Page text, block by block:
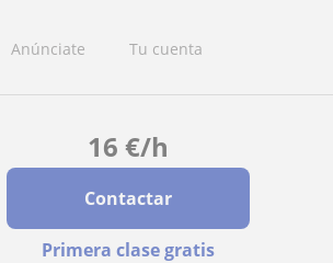
Anúnciate Tu cuenta
16 €/h
Contactar
Primera clase gratis